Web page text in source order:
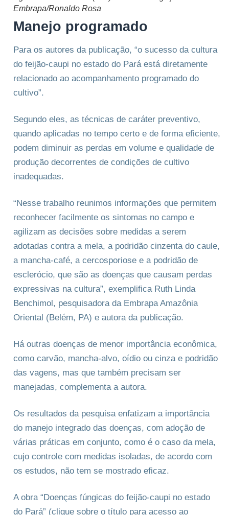
Embrapa/Ronaldo Rosa
Manejo programado
Para os autores da publicação, “o sucesso da cultura
do feijão-caupi no estado do Pará está diretamente
relacionado ao acompanhamento programado do
cultivo”.
Segundo eles, as técnicas de caráter preventivo,
quando aplicadas no tempo certo e de forma eficiente,
podem diminuir as perdas em volume e qualidade de
produção decorrentes de condições de cultivo
inadequadas.
“Nesse trabalho reunimos informações que permitem
reconhecer facilmente os sintomas no campo e
agilizam as decisões sobre medidas a serem
adotadas contra a mela, a podridão cinzenta do caule,
a mancha-café, a cercosporiose e a podridão de
esclerócio, que são as doenças que causam perdas
expressivas na cultura”, exemplifica Ruth Linda
Benchimol, pesquisadora da Embrapa Amazônia
Oriental (Belém, PA) e autora da publicação.
Há outras doenças de menor importância econômica,
como carvão, mancha-alvo, oídio ou cinza e podridão
das vagens, mas que também precisam ser
manejadas, complementa a autora.
Os resultados da pesquisa enfatizam a importância
do manejo integrado das doenças, com adoção de
várias práticas em conjunto, como é o caso da mela,
cujo controle com medidas isoladas, de acordo com
os estudos, não tem se mostrado eficaz.
A obra “Doenças fúngicas do feijão-caupi no estado
do Pará” (clique sobre o título para acesso ao